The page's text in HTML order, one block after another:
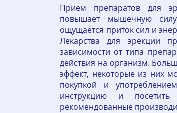
Прием препаратов для
повышает мышечную
ощущается приток сил и
Лекарства для эрекции
зависимости от типа
действия на организм.
эффект, некоторые из них
покупкой и
инструкцию и
рекомендованные